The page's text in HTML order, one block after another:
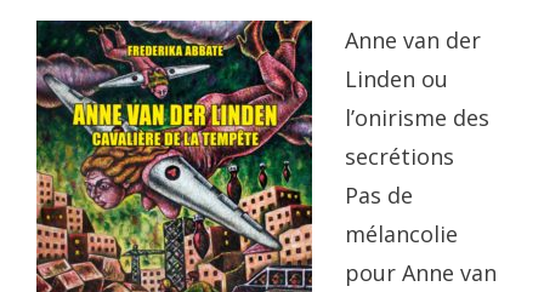
Anne van der
Linden ou
l’onirisme des
secrétions
Pas de
mélancolie
pour Anne van